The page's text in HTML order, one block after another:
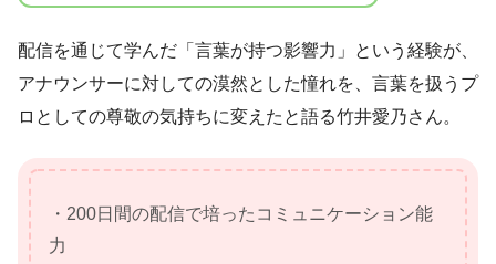
配信を通じて学んだ「言葉が持つ影響力」という経験が、
アナウンサーに対しての漠然とした憧れを、言葉を扱うプ
ロとしての尊敬の気持ちに変えたと語る竹井愛乃さん。
・200日間の配信で培ったコミュニケーション能
力